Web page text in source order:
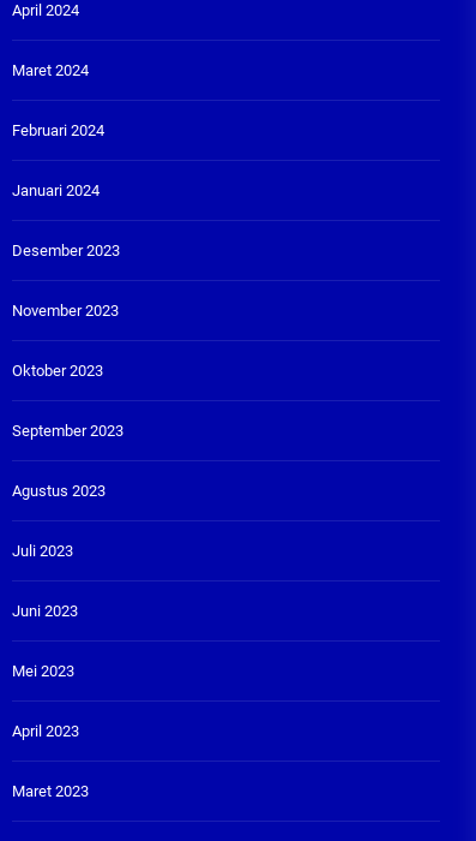
April 2024
Maret 2024
Februari 2024
Januari 2024
Desember 2023
November 2023
Oktober 2023
September 2023
Agustus 2023
Juli 2023
Juni 2023
Mei 2023
April 2023
Maret 2023